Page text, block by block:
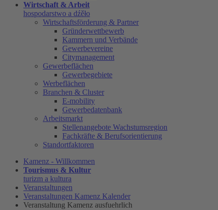
Wirtschaft & Arbeit
hospodarstwo a dźěło
Wirtschaftsförderung & Partner
Gründerwettbewerb
Kammern und Verbände
Gewerbevereine
Citymanagement
Gewerbeflächen
Gewerbegebiete
Werbeflächen
Branchen & Cluster
E-mobility
Gewerbedatenbank
Arbeitsmarkt
Stellenangebote Wachstumsregion
Fachkräfte & Berufsorientierung
Standortfaktoren
Kamenz - Willkommen
Tourismus & Kultur
turizm a kultura
Veranstaltungen
Veranstaltungen Kamenz Kalender
Veranstaltung Kamenz ausfuehrlich